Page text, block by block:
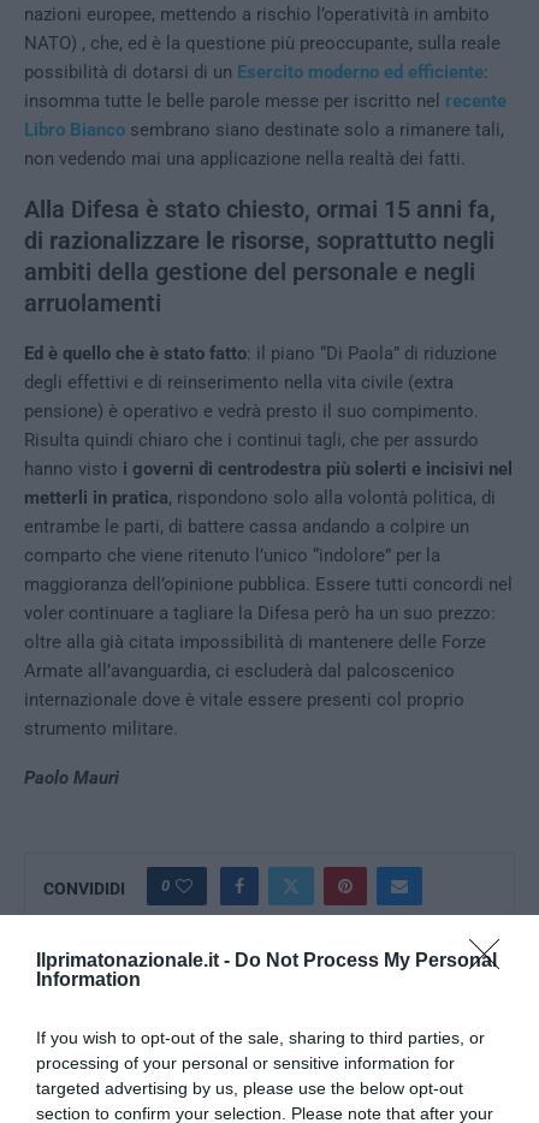
Ilprimatonazionale.it - Do Not Process My Personal
Information
If you wish to opt-out of the sale, sharing to third parties, or
processing of your personal or sensitive information for
targeted advertising by us, please use the below opt-out
section to confirm your selection. Please note that after your
nazioni europee, mettendo a rischio l’operatività in ambito
NATO) , che, ed è la questione più preoccupante, sulla reale
possibilità di dotarsi di un Esercito moderno ed efficiente:
insomma tutte le belle parole messe per iscritto nel recente
Libro Bianco sembrano siano destinate solo a rimanere tali,
non vedendo mai una applicazione nella realtà dei fatti.
Alla Difesa è stato chiesto, ormai 15 anni fa,
di razionalizzare le risorse, soprattutto negli
ambiti della gestione del personale e negli
arruolamenti
Ed è quello che è stato fatto: il piano “Di Paola” di riduzione
degli effettivi e di reinserimento nella vita civile (extra
pensione) è operativo e vedrà presto il suo compimento.
Risulta quindi chiaro che i continui tagli, che per assurdo
hanno visto i governi di centrodestra più solerti e incisivi nel
metterli in pratica, rispondono solo alla volontà politica, di
entrambe le parti, di battere cassa andando a colpire un
comparto che viene ritenuto l’unico “indolore” per la
maggioranza dell’opinione pubblica. Essere tutti concordi nel
voler continuare a tagliare la Difesa però ha un suo prezzo:
oltre alla già citata impossibilità di mantenere delle Forze
Armate all’avanguardia, ci escluderà dal palcoscenico
internazionale dove è vitale essere presenti col proprio
strumento militare.
Paolo Mauri
CONVIDIDI 0